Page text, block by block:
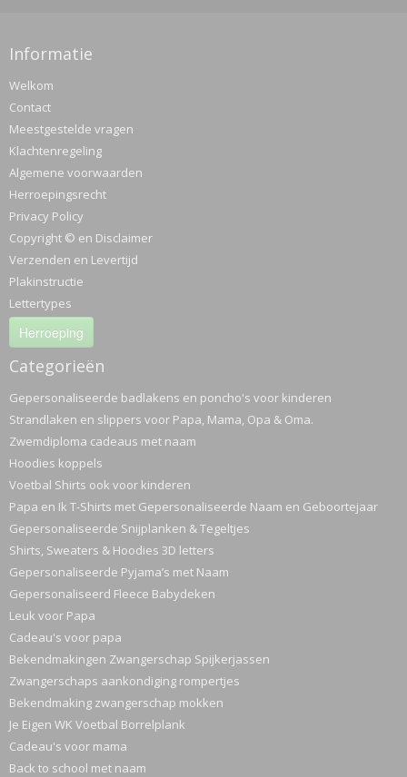
Informatie
Welkom
Contact
Meestgestelde vragen
Klachtenregeling
Algemene voorwaarden
Herroepingsrecht
Privacy Policy
Copyright © en Disclaimer
Verzenden en Levertijd
Plakinstructie
Lettertypes
Herroeping
Categorieën
Gepersonaliseerde badlakens en poncho's voor kinderen
Strandlaken en slippers voor Papa, Mama, Opa & Oma.
Zwemdiploma cadeaus met naam
Hoodies koppels
Voetbal Shirts ook voor kinderen
Papa en Ik T-Shirts met Gepersonaliseerde Naam en Geboortejaar
Gepersonaliseerde Snijplanken & Tegeltjes
Shirts, Sweaters & Hoodies 3D letters
Gepersonaliseerde Pyjama’s met Naam
Gepersonaliseerd Fleece Babydeken
Leuk voor Papa
Cadeau's voor papa
Bekendmakingen Zwangerschap Spijkerjassen
Zwangerschaps aankondiging rompertjes
Bekendmaking zwangerschap mokken
Je Eigen WK Voetbal Borrelplank
Cadeau's voor mama
Back to school met naam